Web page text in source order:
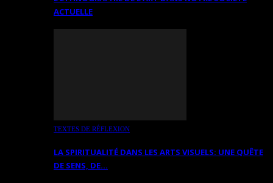
ACTUELLE
TEXTES DE RÉFLEXION
LA SPIRITUALITÉ DANS LES ARTS VISUELS: UNE QUÊTE
DE SENS, DE…